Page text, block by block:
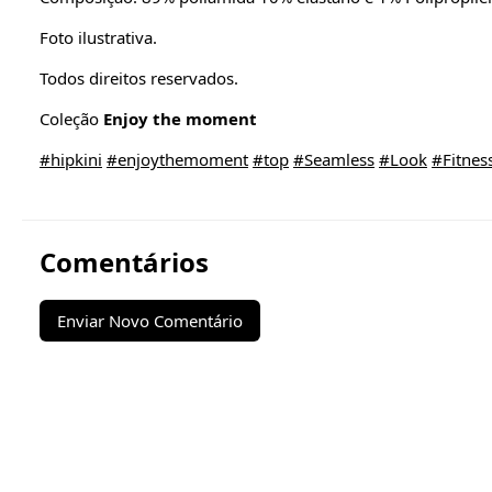
Foto ilustrativa.
Todos direitos reservados.
Coleção Enjoy the moment
#hipkini #enjoythemoment #top #Seamless #Look
Comentários
Enviar Novo Comentário